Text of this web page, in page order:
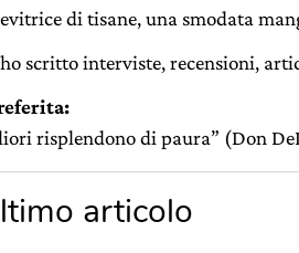
di tisane, una smodata
scritto interviste, recensioni,
risplendono di paura” (Don
articolo